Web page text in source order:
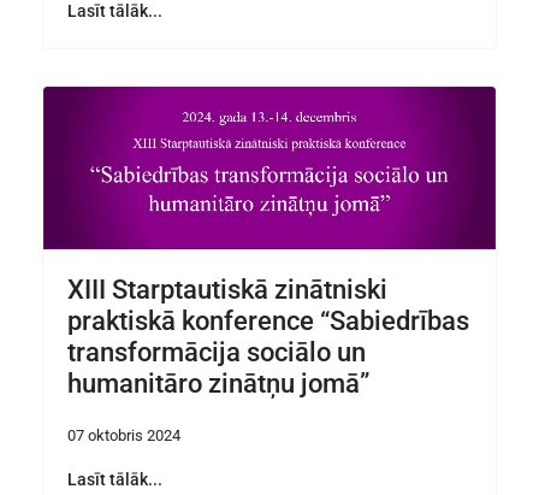
Lasīt tālāk...
XIII Starptautiskā zinātniski
praktiskā konference “Sabiedrības
transformācija sociālo un
humanitāro zinātņu jomā”
07 oktobris 2024
Lasīt tālāk...